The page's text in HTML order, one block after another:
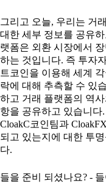
그리고 오늘, 우리는 거
대한 세부 정보를 공유
랫폼은 외환 시장에서
하는 것입니다. 즉 투자
트코인을 이용해 세계
락에 대해 추측할 수 있
하고 거래 플랫폼의 역
항을 공유하고 있습니다
CloakC코인팀과
되고 있는지에 대한 투
다.
들을 준비 되셨나요? -